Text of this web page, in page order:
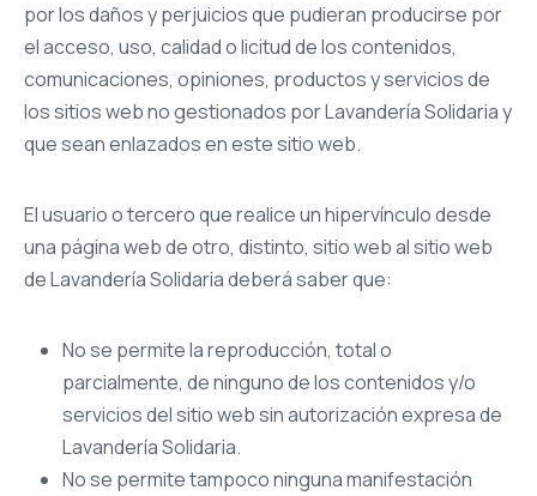
por los daños y perjuicios que pudieran producirse por
el acceso, uso, calidad o licitud de los contenidos,
comunicaciones, opiniones, productos y servicios de
los sitios web no gestionados por Lavandería Solidaria y
que sean enlazados en este sitio web.
El usuario o tercero que realice un hipervínculo desde
una página web de otro, distinto, sitio web al sitio web
de Lavandería Solidaria deberá saber que:
No se permite la reproducción, total o
parcialmente, de ninguno de los contenidos y/o
servicios del sitio web sin autorización expresa de
Lavandería Solidaria.
No se permite tampoco ninguna manifestación